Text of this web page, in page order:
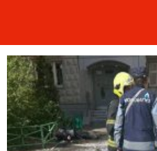
Externe
Social